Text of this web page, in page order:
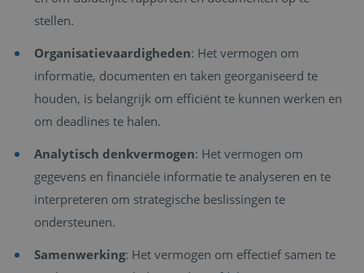
stellen.
Organisatievaardigheden: Het vermogen om
informatie, documenten en taken georganiseerd te
houden, is belangrijk om efficiënt te kunnen werken en
om deadlines te halen.
Analytisch denkvermogen: Het vermogen om
gegevens en financiële informatie te analyseren en te
interpreteren om strategische beslissingen te
ondersteunen.
Samenwerking: Het vermogen om effectief samen te